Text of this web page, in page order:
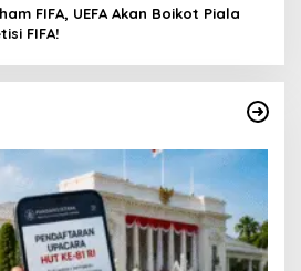
FIFA, UEFA Akan Boikot Piala
FIFA!